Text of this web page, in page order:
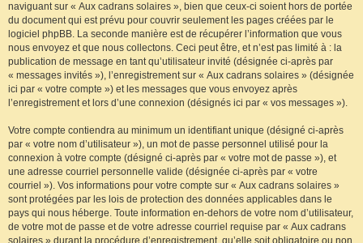
naviguant sur « Aux cadrans solaires », bien que ceux-ci soient hors de portée
du document qui est prévu pour couvrir seulement les pages créées par le
logiciel phpBB. La seconde manière est de récupérer l’information que vous
nous envoyez et que nous collectons. Ceci peut être, et n’est pas limité à : la
publication de message en tant qu’utilisateur invité (désignée ci-après par
« messages invités »), l’enregistrement sur « Aux cadrans solaires » (désignée
ici par « votre compte ») et les messages que vous envoyez après
l’enregistrement et lors d’une connexion (désignés ici par « vos messages »).
Votre compte contiendra au minimum un identifiant unique (désigné ci-après
par « votre nom d’utilisateur »), un mot de passe personnel utilisé pour la
connexion à votre compte (désigné ci-après par « votre mot de passe »), et
une adresse courriel personnelle valide (désignée ci-après par « votre
courriel »). Vos informations pour votre compte sur « Aux cadrans solaires »
sont protégées par les lois de protection des données applicables dans le
pays qui nous héberge. Toute information en-dehors de votre nom d’utilisateur,
de votre mot de passe et de votre adresse courriel requise par « Aux cadrans